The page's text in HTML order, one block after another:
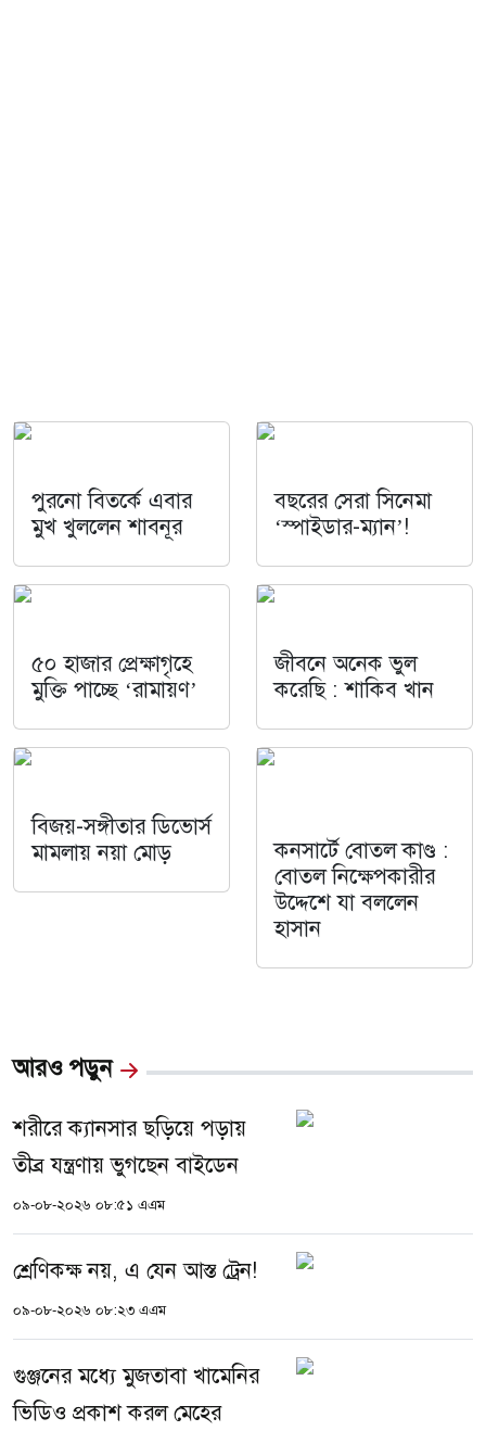
পুরনো বিতর্কে এবার
মুখ খুললেন শাবনূর
বছরের সেরা সিনেমা
‘স্পাইডার-ম্যান’!
৫০ হাজার প্রেক্ষাগৃহে
মুক্তি পাচ্ছে ‘রামায়ণ’
জীবনে অনেক ভুল
করেছি : শাকিব খান
বিজয়-সঙ্গীতার ডিভোর্স
মামলায় নয়া মোড়
কনসার্টে বোতল কাণ্ড :
বোতল নিক্ষেপকারীর
উদ্দেশে যা বললেন
হাসান
আরও পড়ুন
শরীরে ক্যানসার ছড়িয়ে পড়ায়
তীব্র যন্ত্রণায় ভুগছেন বাইডেন
০৯-০৮-২০২৬ ০৮:৫১ এএম
শ্রেণিকক্ষ নয়, এ যেন আস্ত ট্রেন!
০৯-০৮-২০২৬ ০৮:২৩ এএম
গুঞ্জনের মধ্যে মুজতাবা খামেনির
ভিডিও প্রকাশ করল মেহের